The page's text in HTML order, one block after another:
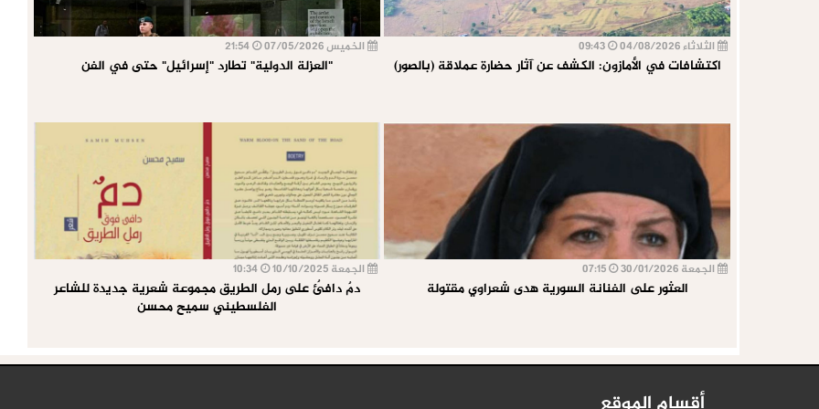
الثلاثاء 04/08/2026
اكتشافات في الأمازون: الكشف عن آثار حضارة عملاقة (بالصور)
الخميس 07/05/2026
"العزلة الدولية" تطارد "إسرائيل" حتى في الفن
الجمعة 30/01/2026
العثور على الفنانة السورية هدى شعراوي مقتولة
الجمعة 10/10/2025
دمٌ دافئٌ على رمل الطريق مجموعة شعرية جديدة للشاعر
الفلسطيني سميح محسن